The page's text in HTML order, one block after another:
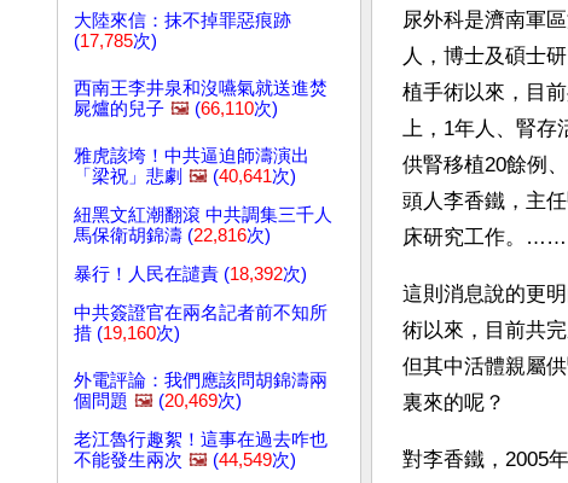
大陸來信：抹不掉罪惡痕跡
(17,785次)
西南王李井泉和沒嚥氣就送進焚
屍爐的兒子 🖼️ (66,110次)
雅虎該垮！中共逼迫師濤演出
「梁祝」悲劇 🖼️ (40,641次)
紐黑文紅潮翻滾 中共調集三千人
馬保衛胡錦濤 (22,816次)
暴行！人民在譴責 (18,392次)
中共簽證官在兩名記者前不知所
措 (19,160次)
外電評論：我們應該問胡錦濤兩
個問題 🖼️ (20,469次)
老江魯行趣絮！這事在過去咋也
不能發生兩次 🖼️ (44,549次)
尿外科是濟南軍
人，博士及碩士
植手術以來，目
上，1年人、腎存
供腎移植20餘例
頭人李香鐵，主
床研究工作。……
這則消息說的更
術以來，目前共
但其中活體親屬
裏來的呢？
對李香鐵，2005